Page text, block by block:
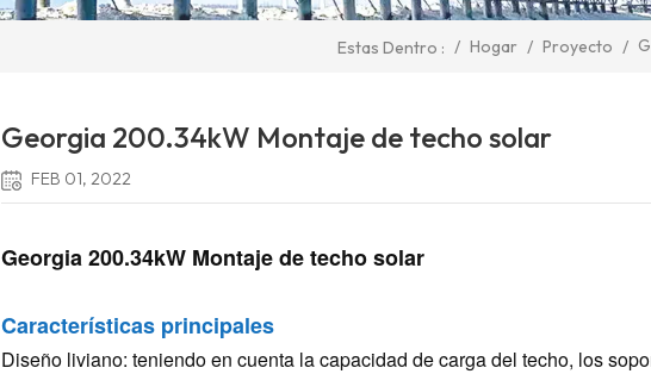
Estas Dentro : / Hogar / Proyecto /
Georgia 200.34kW Montaje de techo solar
FEB 01, 2022
Georgia 200.34kW Montaje de techo solar
Características principales
Diseño liviano: teniendo en cuenta la capacidad de carga del techo, los